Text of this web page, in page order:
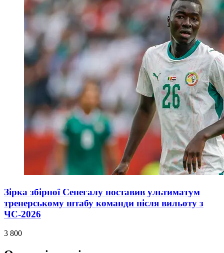
Зірка збірної Сенегалу поставив ультиматум
тренерському штабу команди після вильоту з
ЧС-2026
3 800